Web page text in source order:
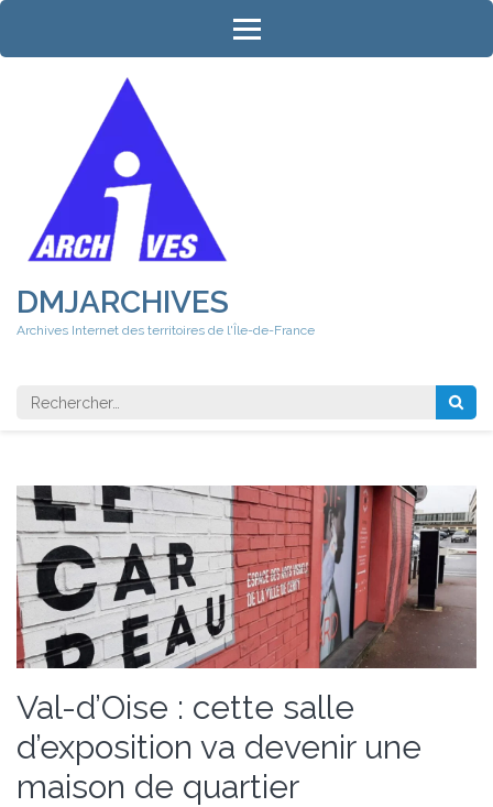
Aller
contenu
DMJARCHIVES
Archives Internet des territoires de l'Île-de-France
Rechercher
Val-d’Oise : cette salle
d’exposition va devenir une
maison de quartier